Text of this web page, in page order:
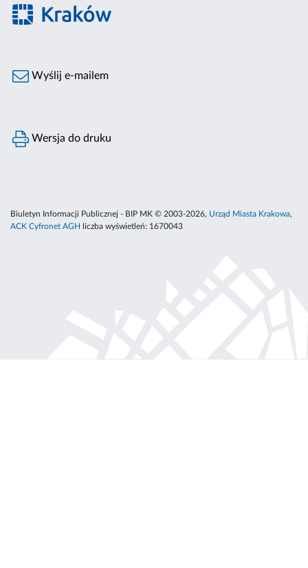
Wyślij e-mailem
Wersja do druku
Biuletyn Informacji Publicznej - BIP MK © 2003-2026, Urząd Miasta Krakowa,
ACK Cyfronet AGH
liczba wyświetleń: 1670043